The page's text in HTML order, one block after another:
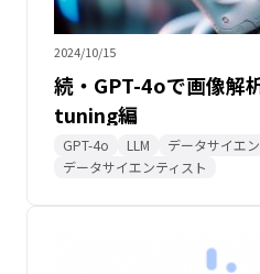
2024/10/15
続・GPT-4oで画像解
tuning編
GPT-4o LLM
データサイエ
データサイエンティスト